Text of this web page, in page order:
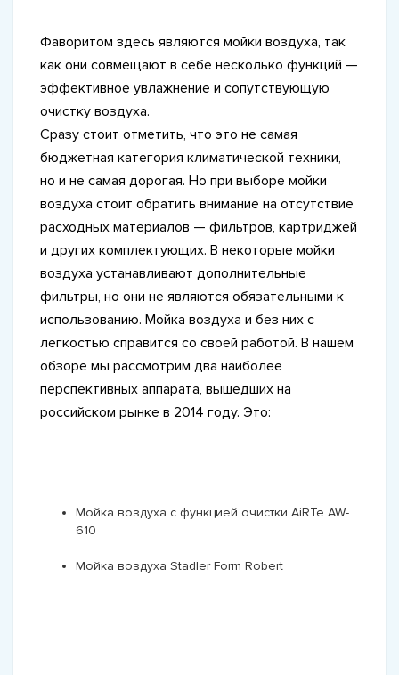
Фаворитом здесь являются мойки воздуха, так
как они совмещают в себе несколько функций —
эффективное увлажнение и сопутствующую
очистку воздуха.
Сразу стоит отметить, что это не самая
бюджетная категория климатической техники,
но и не самая дорогая. Но при выборе мойки
воздуха стоит обратить внимание на отсутствие
расходных материалов — фильтров, картриджей
и других комплектующих. В некоторые мойки
воздуха устанавливают дополнительные
фильтры, но они не являются обязательными к
использованию. Мойка воздуха и без них с
легкостью справится со своей работой. В нашем
обзоре мы рассмотрим два наиболее
перспективных аппарата, вышедших на
российском рынке в 2014 году. Это:
Мойка воздуха с функцией очистки AiRTe AW-
610
Мойка воздуха Stadler Form Robert